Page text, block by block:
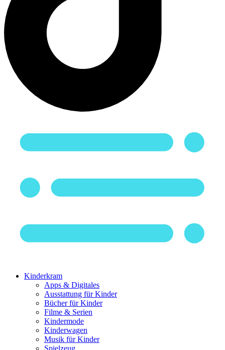
Kinderkram
Apps & Digitales
Ausstattung für Kinder
Bücher für Kinder
Filme & Serien
Kindermode
Kinderwagen
Musik für Kinder
Spielzeug